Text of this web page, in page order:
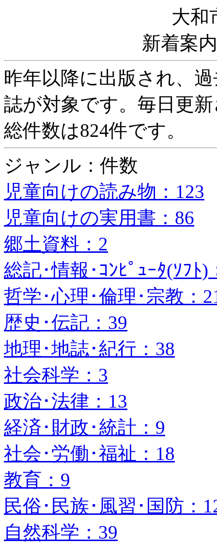
大和
新着案
昨年以降に出版され、
誌が対象です。毎日更
総件数は824件です。
ジャンル：件数
児童向けの読み物：123
児童向けの実用書：86
郷土資料：2
総記･情報･ｺﾝﾋﾟｭｰﾀ(ｿﾌﾄ)
哲学･心理･倫理･宗教：
歴史･伝記：39
地理･地誌･紀行：38
社会科学：3
政治･法律：13
経済･財政･統計：9
社会･労働･福祉：18
教育：9
民俗･民族･風習･国防：
自然科学：39